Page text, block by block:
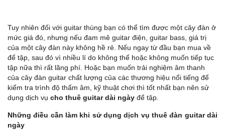
Tuy nhiên đối với guitar thùng bạn có thể tìm được một cây đàn ở
mức giá đó, nhưng nếu đam mê guitar điện, guitar bass, giá trị
của một cây đàn này không hề rẻ. Nếu ngay từ đầu bạn mua về
để tập, sau đó vì nhiều lí do không thể hoặc không muốn tiếp tục
tập nữa thì rất lãng phí. Hoặc bạn muốn trải nghiệm âm thanh
của cây đàn guitar chất lượng của các thương hiệu nổi tiếng để
kiểm tra trình độ thẩm âm, kỹ thuật chơi thì tốt nhất bạn nên sử
dụng dịch vụ cho thuê guitar dài ngày để tập.
Những điều cần làm khi sử dụng dịch vụ thuê đàn guitar dài
ngày